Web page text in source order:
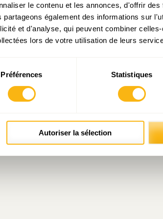
le contenu et les annonces, d'offrir
également des informations sur
et d'analyse, qui peuvent combiner
lors de votre utilisation de leurs
Préférences Statistiques
Autoriser la sélection
sur le projet